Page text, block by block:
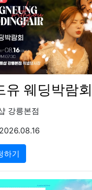
유 웨딩박람회
강릉본점
하기